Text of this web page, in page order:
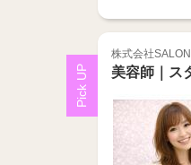
株式会社
美容師｜ス